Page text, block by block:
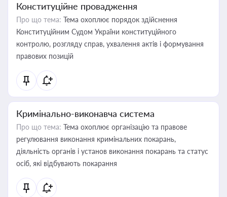
Конституційне провадження
Про що тема: Тема охоплює порядок здійснення
Конституційним Судом України конституційного
контролю, розгляду справ, ухвалення актів і формування
правових позицій
Кримінально-виконавча система
Про що тема: Тема охоплює організацію та правове
регулювання виконання кримінальних покарань,
діяльність органів і установ виконання покарань та статус
осіб, які відбувають покарання